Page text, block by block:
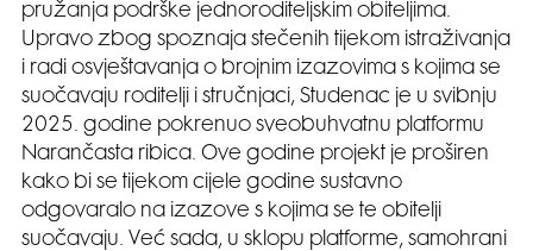
pružanja podrške jednoroditeljskim obiteljima.
Upravo zbog spoznaja stečenih tijekom istraživanja
i radi osvještavanja o brojnim izazovima s kojima se
suočavaju roditelji i stručnjaci, Studenac je u svibnju
2025. godine pokrenuo sveobuhvatnu platformu
Narančasta ribica. Ove godine projekt je proširen
kako bi se tijekom cijele godine sustavno
odgovaralo na izazove s kojima se te obitelji
suočavaju. Već sada, u sklopu platforme, samohrani